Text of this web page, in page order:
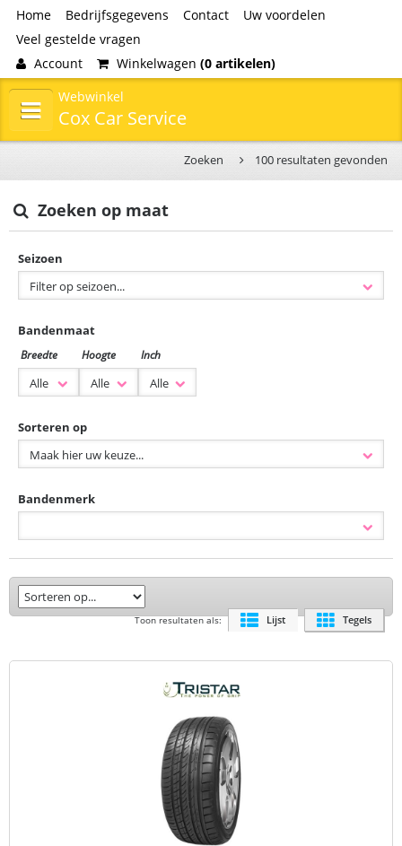
Home Bedrijfsgegevens Contact
Uw voordelen
Veel gestelde vragen
Account
Winkelwagen (0 artikelen)
Webwinkel
Cox Car Service
Zoeken 100 resultaten gevonden
Zoeken op maat
Seizoen
Bandenmaat
Breedte Hoogte Inch
Sorteren op
Bandenmerk
Toon resultaten als: Lijst Tegels